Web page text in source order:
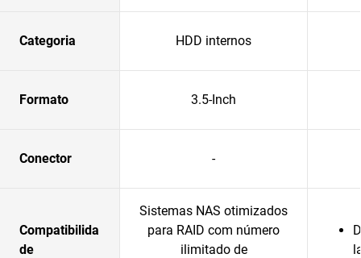
Categoria HDD internos
Formato 3.5-Inch
Conector -
Compatibilida
de
Sistemas NAS otimizados
para RAID com número
ilimitado de